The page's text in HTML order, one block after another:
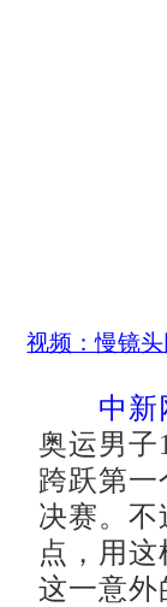
视频：慢镜
中新
奥运男子
跨跃第
决赛。
点，用
这一意外